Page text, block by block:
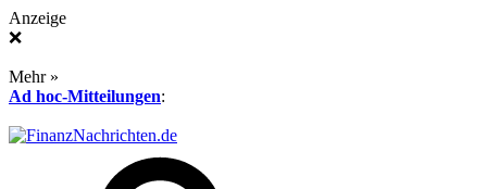
Anzeige
❌
Mehr »
Ad hoc-Mitteilungen: